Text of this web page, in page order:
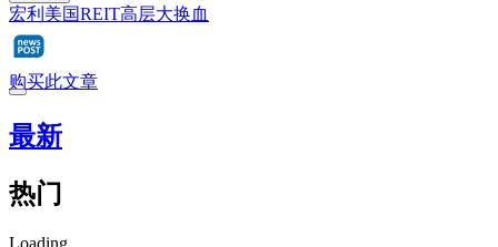
宏利美国REIT高层大换血
购买此文章
最新
热门
Loading...